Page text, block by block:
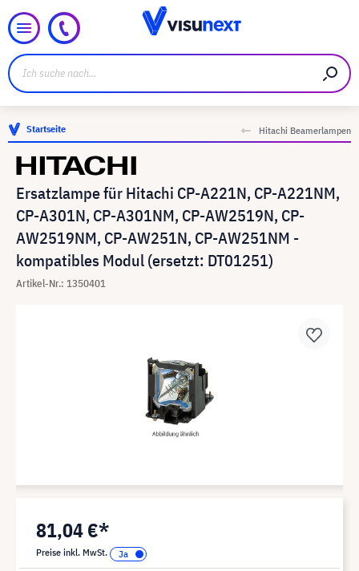
Startseite Hitachi Beamerlampen
Ersatzlampe für Hitachi CP-A221N, CP-A221NM,
CP-A301N, CP-A301NM, CP-AW2519N, CP-
AW2519NM, CP-AW251N, CP-AW251NM -
kompatibles Modul (ersetzt: DT01251)
Artikel-Nr.: 1350401
81,04 €*
Preise inkl. MwSt.